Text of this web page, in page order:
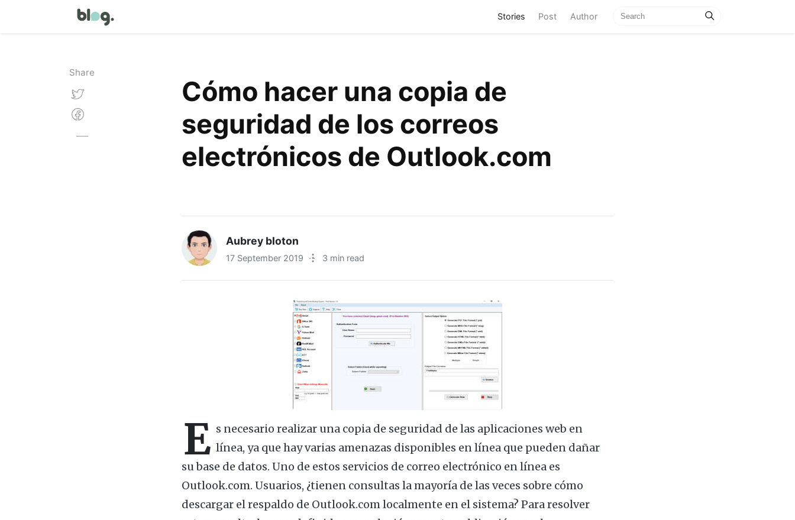
Stories (current)
Post Author
Share
Cómo hacer una copia de
seguridad de los correos
electrónicos de Outlook.com
Aubrey bloton
17 September 2019 · 3 min read
E s necesario realizar una copia de seguridad de las aplicaciones web en
línea, ya que hay varias amenazas disponibles en línea que pueden dañar
su base de datos. Uno de estos servicios de correo electrónico en línea es
Outlook.com. Usuarios, ¿tienen consultas la mayoría de las veces sobre cómo
descargar el respaldo de Outlook.com localmente en el sistema? Para resolver